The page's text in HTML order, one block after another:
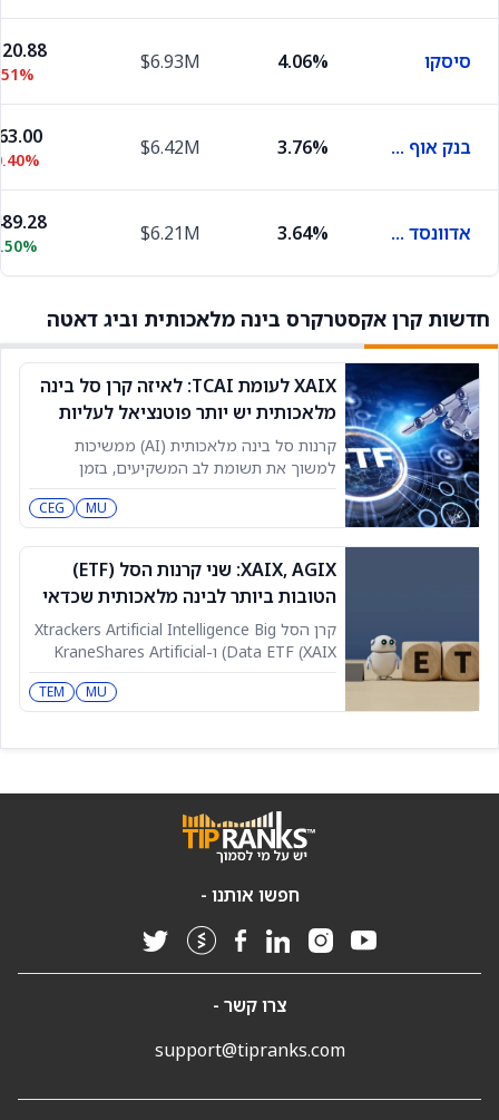
סיסקו 4.06%
$6.93M
בנק אוף אמריקה 3.76%
$6.42M
אדוונסד מיקרו דיווייסז 3.64%
$6.21M
חדשות קרן אקסטרקרס בינה מלאכותית וביג דאטה
XAIX לעומת TCAI: לאיזה קרן סל בינה
מלאכותית יש יותר פוטנציאל לעליות
ב-2026?
קרנות סל בינה מלאכותית (AI) ממשיכות
למשוך את תשומת לב המשקיעים, בזמן
שחברות ממהרות לבנות את התשתית והתוכנה
שמניעות את גל ה-AI הבא. שתי קרנות שסופגות
עניין הולך וגובר הן קרן הסל של Xtrackers
Data ETF (XAIX) וקרן הסל Tortoise AI
Infrastructure ETF
MU
CEG
XAIX, AGIX: שני קרנות הסל (ETF)
הטובות ביותר לבינה מלאכותית שכדאי
לקנות עכשיוקרן הסל Xtrackers Artificial Intelligence Big
Data ETF (XAIX) ו-KraneShares Artificial
Intelligence Technology ETF (AGIX) הן שתי
קרנות סל ממוקדות בינה מלאכותית,
המתאימות למשקיעים שמחפשים חשיפה
אחת משתמשת בגישה רחבה
MU
TEM
חפשו אותנו -
צרו קשר -
support@tipranks.com